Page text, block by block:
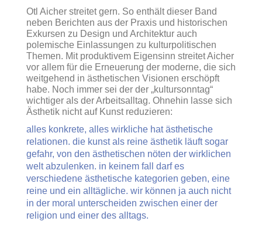
Otl Aicher streitet gern. So enthält dieser Band
neben Berichten aus der Praxis und historischen
Exkursen zu Design und Architektur auch
polemische Einlassungen zu kulturpolitischen
Themen. Mit produktivem Eigensinn streitet Aicher
vor allem für die Erneuerung der moderne, die sich
weitgehend in ästhetischen Visionen erschöpft
habe. Noch immer sei der der „kultursonntag“
wichtiger als der Arbeitsalltag. Ohnehin lasse sich
Ästhetik nicht auf Kunst reduzieren:
alles konkrete, alles wirkliche hat ästhetische
relationen. die kunst als reine ästhetik läuft sogar
gefahr, von den ästhetischen nöten der wirklichen
welt abzulenken. in keinem fall darf es
verschiedene ästhetische kategorien geben, eine
reine und ein alltägliche. wir können ja auch nicht
in der moral unterscheiden zwischen einer der
religion und einer des alltags.